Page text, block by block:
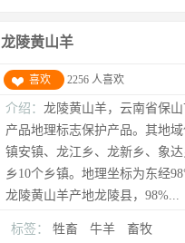
龙陵黄山羊
喜欢 2256 人喜欢
介绍： 龙陵黄山羊，云南省保
产品地理标志保护产品。其地
镇安镇、龙江乡、龙新乡、象
乡10个乡镇。地理坐标为东经
龙陵黄山羊产地龙陵县，98%...
标签： 牲畜 牛羊 畜牧